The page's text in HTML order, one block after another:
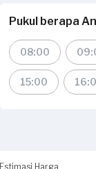
Pukul berapa
08:00
15:00
Estimasi Harga